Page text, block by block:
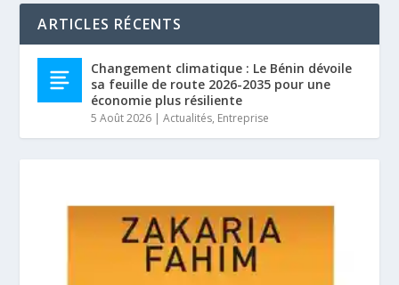
ARTICLES RÉCENTS
Changement climatique : Le Bénin dévoile
sa feuille de route 2026-2035 pour une
économie plus résiliente
5 Août 2026 |Actualités, Entreprise